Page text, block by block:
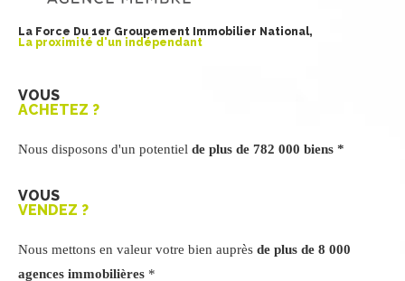
La Force Du 1er Groupement Immobilier National,
La proximité d'un indépendant
VOUS
ACHETEZ ?
Nous disposons d'un potentiel de plus de 782 000 biens *
VOUS
VENDEZ ?
Nous mettons en valeur votre bien auprès de plus de 8 000
agences immobilières *